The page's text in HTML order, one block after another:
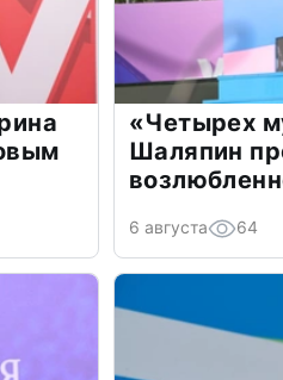
«Четырех
Шаляпин
6 августа 64